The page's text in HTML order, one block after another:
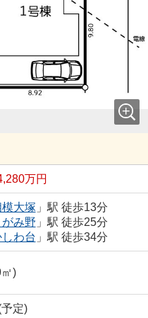
万円
大塚 」駅 徒歩13分
がみ野 」駅 徒歩25分
わ台 」駅 徒歩34分
)
定)